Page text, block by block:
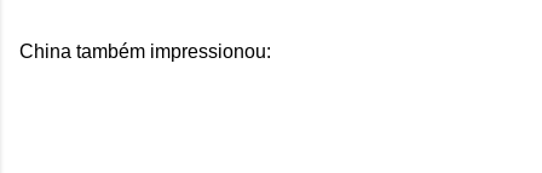
China também impressionou: